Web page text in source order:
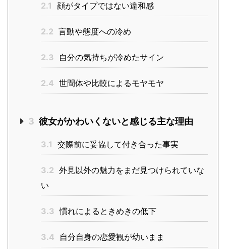
2.1 顔がタイプではない違和感
2.2 言動や態度への冷め
2.3 自分の気持ちが冷めたサイン
2.4 世間体や比較によるモヤモヤ
3 彼女がかわいくないと感じる主な理由
3.1 交際前に妥協して付き合った事実
3.2 外見以外の魅力をまだ見つけられていな
い
3.3 慣れによるときめきの低下
3.4 自分自身の恋愛観が幼いまま